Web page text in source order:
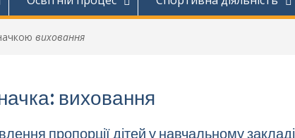
виховання
виховання
пропорції дітей у навчальному закладі